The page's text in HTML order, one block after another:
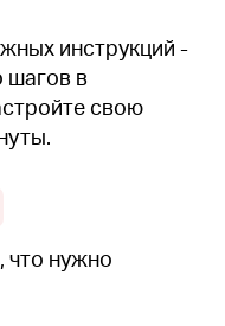
инструкций -
шагов в
свою
что нужно